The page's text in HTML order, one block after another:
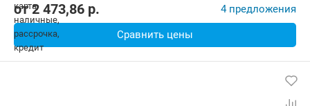
от2 473,86 p. 4 предложения
Сравнить цены